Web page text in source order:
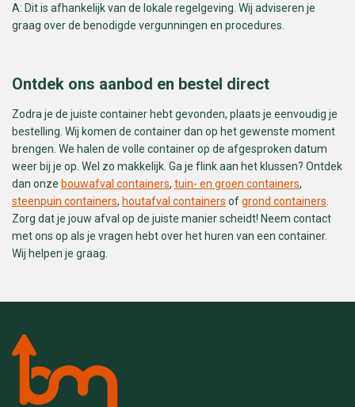
A: Dit is afhankelijk van de lokale regelgeving. Wij adviseren je
graag over de benodigde vergunningen en procedures.
Ontdek ons aanbod en bestel direct
Zodra je de juiste container hebt gevonden, plaats je eenvoudig je
bestelling. Wij komen de container dan op het gewenste moment
brengen. We halen de volle container op de afgesproken datum
weer bij je op. Wel zo makkelijk. Ga je flink aan het klussen? Ontdek
dan onze bouwafval containers, tuin- en groen containers,
steenpuin containers, houtafval containers ofgrond containers.
Zorg dat je jouw afval op de juiste manier scheidt! Neem contact
met ons op als je vragen hebt over het huren van een container.
Wij helpen je graag.